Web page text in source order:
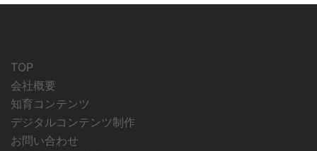
TOP
会社概要
知育コンテンツ
デジタルコンテンツ制作
お問い合わせ